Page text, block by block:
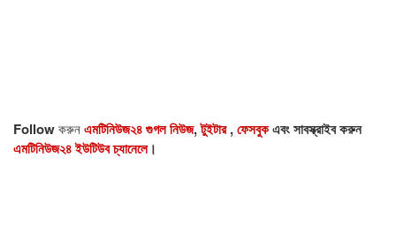
Followকরুনএমটিনিউজ২৪ গুগল নিউজ,টুইটার,ফেসবুকএবং সাবস্ক্রাইব করুন
এমটিনিউজ২৪ ইউটিউব চ্যানেলে।